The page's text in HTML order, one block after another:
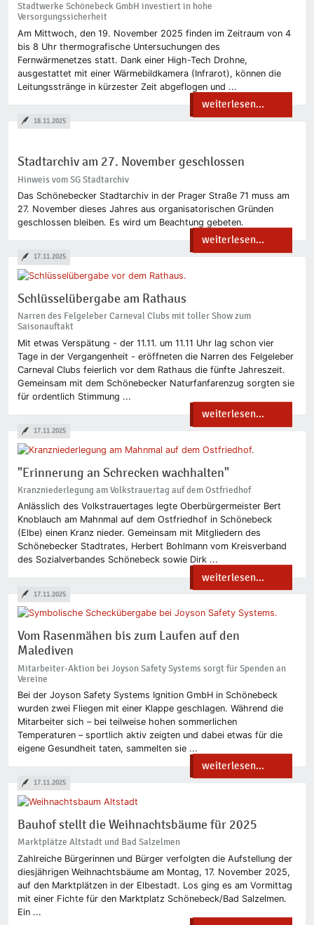
Stadtwerke Schönebeck GmbH investiert in hohe
Versorgungssicherheit
Am Mittwoch, den 19. November 2025 finden im Zeitraum von 4
bis 8 Uhr thermografische Untersuchungen des
Fernwärmenetzes statt. Dank einer High-Tech­ Drohne,
ausgestattet mit einer Wärmebildkamera (Infrarot), können die
Leitungsstränge in kürzester Zeit abgeflogen und ...
weiterlesen...
Stadtarchiv am 27. November geschlossen
Hinweis vom SG Stadtarchiv
Das Schönebecker Stadtarchiv in der Prager Straße 71 muss am
27. November dieses Jahres aus organisatorischen Gründen
geschlossen bleiben. Es wird um Beachtung gebeten.
weiterlesen...
18.11.2025
Schlüsselübergabe am Rathaus
Narren des Felgeleber Carneval Clubs mit toller Show zum
Saisonauftakt
Mit etwas Verspätung - der 11.11. um 11.11 Uhr lag schon vier
Tage in der Vergangenheit - eröffneten die Narren des Felgeleber
Carneval Clubs feierlich vor dem Rathaus die fünfte Jahreszeit.
Gemeinsam mit dem Schönebecker Naturfanfarenzug sorgten sie
für ordentlich Stimmung ...
weiterlesen...
17.11.2025
"Erinnerung an Schrecken wachhalten"
Kranzniederlegung am Volkstrauertag auf dem Ostfriedhof
Anlässlich des Volkstrauertages legte Oberbürgermeister Bert
Knoblauch am Mahnmal auf dem Ostfriedhof in Schönebeck
(Elbe) einen Kranz nieder. Gemeinsam mit Mitgliedern des
Schönebecker Stadtrates, Herbert Bohlmann vom Kreisverband
des Sozialverbandes Schönebeck sowie Dirk ...
weiterlesen...
17.11.2025
Vom Rasenmähen bis zum Laufen auf den
Malediven
Mitarbeiter-Aktion bei Joyson Safety Systems sorgt für Spenden an
Vereine
Bei der Joyson Safety Systems Ignition GmbH in Schönebeck
wurden zwei Fliegen mit einer Klappe geschlagen. Während die
Mitarbeiter sich – bei teilweise hohen sommerlichen
Temperaturen – sportlich aktiv zeigten und dabei etwas für die
eigene Gesundheit taten, sammelten sie ...
weiterlesen...
17.11.2025
Bauhof stellt die Weihnachtsbäume für 2025
Marktplätze Altstadt und Bad Salzelmen
Zahlreiche Bürgerinnen und Bürger verfolgten die Aufstellung der
diesjährigen Weihnachtsbäume am Montag, 17. November 2025,
auf den Marktplätzen in der Elbestadt. Los ging es am Vormittag
mit einer Fichte für den Marktplatz Schönebeck/Bad Salzelmen.
Ein ...
17.11.2025